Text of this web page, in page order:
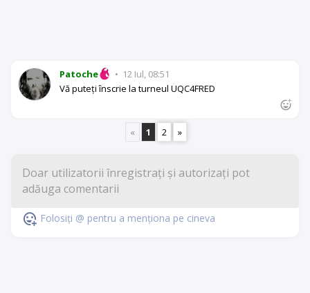
Patoche • 12 Iul, 08:51
Vă puteți înscrie la turneul UQC4FRED
« 1 2 »
Folosiți @ pentru a menționa pe cineva